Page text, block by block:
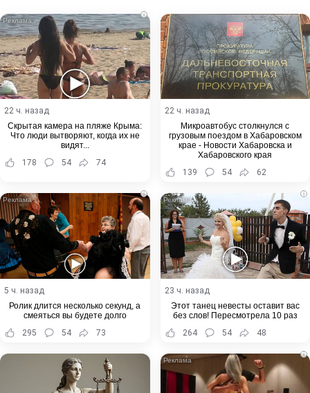
i
22 ч. назад
Скрытая камера на пляже Крыма:
Что люди вытворяют, когда их не
видят...
178
54 74
22 ч. назад
Микроавтобус столкнулся с
грузовым поездом в Хабаровском
крае - Новости Хабаровска и
Хабаровского края
139
54 62
i
5 ч. назад
Ролик длится несколько секунд, а
смеяться вы будете долго
295
54 73
i
23 ч. назад
Этот танец невесты оставит вас
без слов! Пересмотрела 10 раз
264
54 48
i